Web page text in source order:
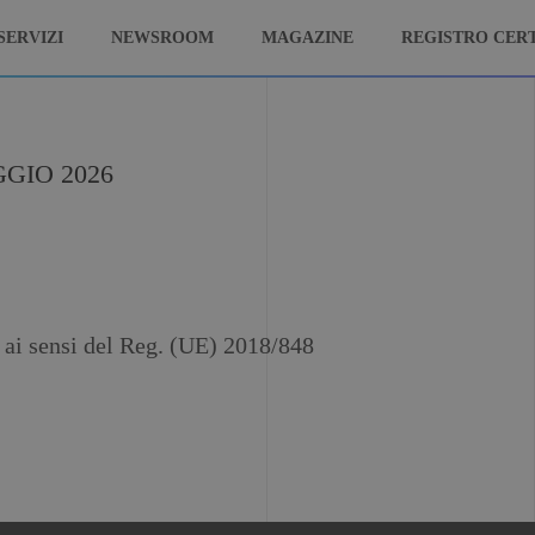
NEWSROOM MAGAZINE REGISTRO
2026
sensi del Reg. (UE) 2018/848